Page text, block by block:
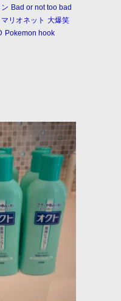
Bad or not too bad
マリオネット 大爆笑
Pokemon hook